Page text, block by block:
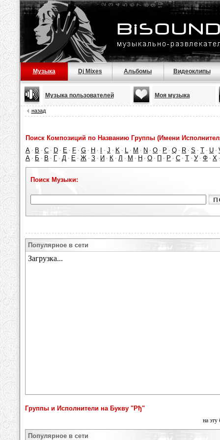
Музыка Dj Mixes Альбомы Видеоклипы
Музыка пользователей Моя музыка
назад
Поиск Композиций по Названию Группы (Имени
A · B · C · D · E · F · G · H · · J · K · L · M · N · O · P · Q · R · S · T · U ·
А · Б · В · Г · Д · Е · Ж · З · И · К · Л · М · Н · О · П · Р · С · Т · У · Ф · Х
Поиск Музыки:
Популярное в сети
Группы и Исполнители на Букву "Рђ"
на эту
Популярное в сети